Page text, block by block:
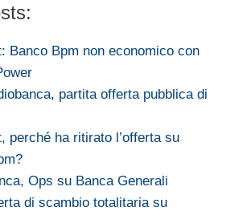
Banco Bpm non economico con
partita offerta pubblica di
perché ha ritirato l’offerta su
Ops su Banca Generali
di scambio totalitaria su